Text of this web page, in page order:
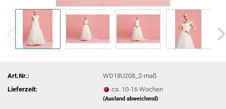
Art.Nr.:
WD18U208_2-maß
Lieferzeit:
ca. 10-16 Wochen
(Ausland abweichend)